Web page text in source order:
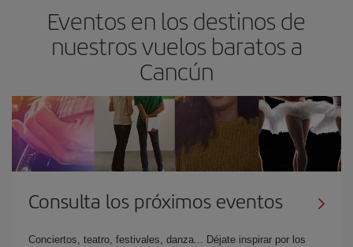
Eventos en los destinos de
nuestros vuelos baratos a
Cancún
Consulta los próximos eventos
Conciertos, teatro, festivales, danza... Déjate inspirar por los